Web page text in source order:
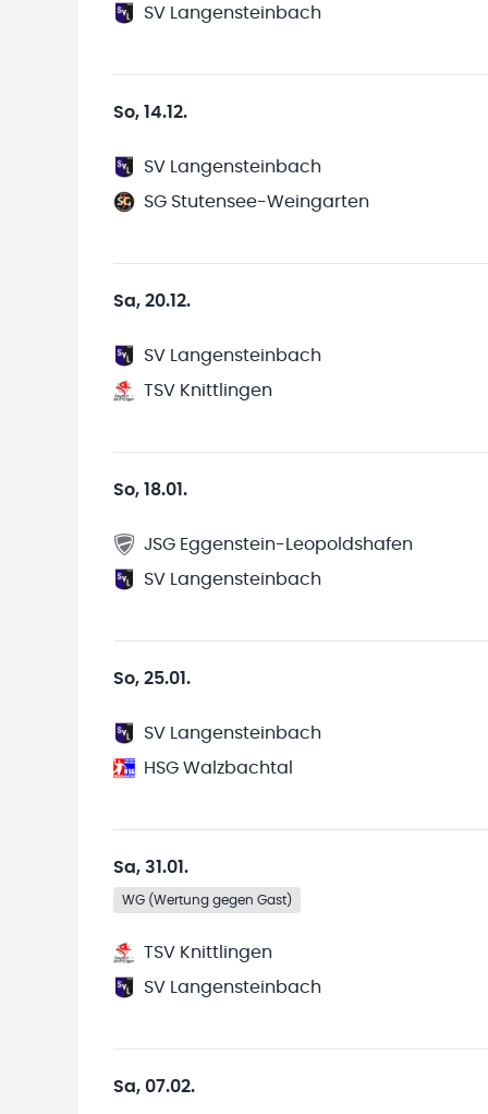
SV Langensteinbach
So, 14.12.
SV Langensteinbach
SG Stutensee-Weingarten
Sa, 20.12.
SV Langensteinbach
TSV Knittlingen
So, 18.01.
JSG Eggenstein-Leopoldshafen
SV Langensteinbach
So, 25.01.
SV Langensteinbach
HSG Walzbachtal
Sa, 31.01.
WG (Wertung gegen Gast)
TSV Knittlingen
SV Langensteinbach
Sa, 07.02.